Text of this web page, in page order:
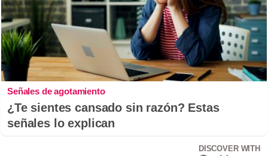
Señales de agotamiento
¿Te sientes cansado sin razón? Estas
señales lo explican
DISCOVER WITH